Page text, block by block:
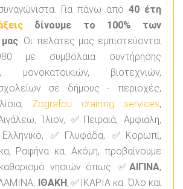
Για πάνω από 40 έτη
δίνουμε το 100% των
. Οι πελάτες μας εμπιστεύονται
με συμβόλαια συντήρησης
μονοκατοικιών, βιοτεχνιών,
σχολείων σε δήμους - περιοχές,
Zografou draining services,
Ίλιον, ✅Πειραιά, Αμφιάλη,
Ελληνικό, ✅Γλυφάδα, ✅Κορωπί,
Ραφήνα κα. Ακόμη, προβαίνουμε
νησιών όπως: ✅ ΑΙΓΙΝΑ,
ΙΘΑΚΗ, ✅ΙΚΑΡΙΑ κα. Όλο και